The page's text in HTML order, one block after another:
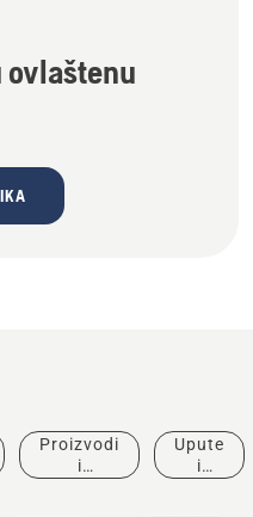
Proizvodi
i
Upute
i